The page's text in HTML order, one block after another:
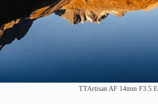
TTArtisan AF 14mm F3.5